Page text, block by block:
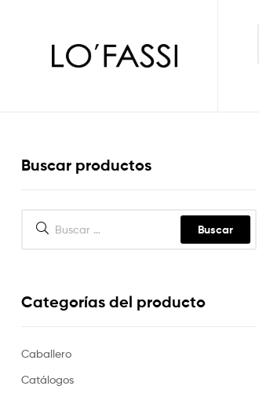
Buscar productos
Categorías del producto
Caballero
Catálogos